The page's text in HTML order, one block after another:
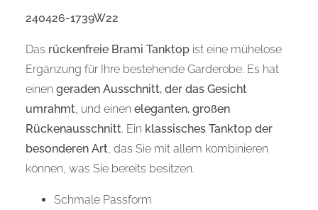
240426-1739W22
Das rückenfreie Brami Tanktop ist eine mühelose
Ergänzung für Ihre bestehende Garderobe. Es hat
einen geraden Ausschnitt, der das Gesicht
umrahmt, und einen eleganten, großen
Rückenausschnitt. Ein klassisches Tanktop der
besonderen Art, das Sie mit allem kombinieren
können, was Sie bereits besitzen.
Schmale Passform